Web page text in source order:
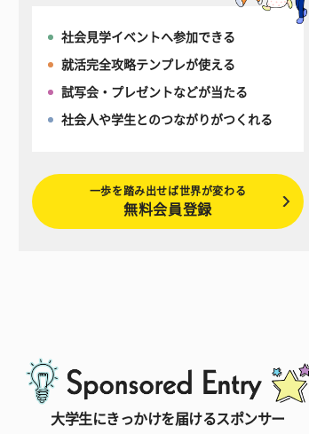
社会見学イベントへ参加できる
就活完全攻略テンプレが使える
試写会・プレゼントなどが当たる
社会人や学生とのつながりがつくれる
一歩を踏み出せば世界が変わる
無料会員登録
大学生にきっかけを届けるスポンサー